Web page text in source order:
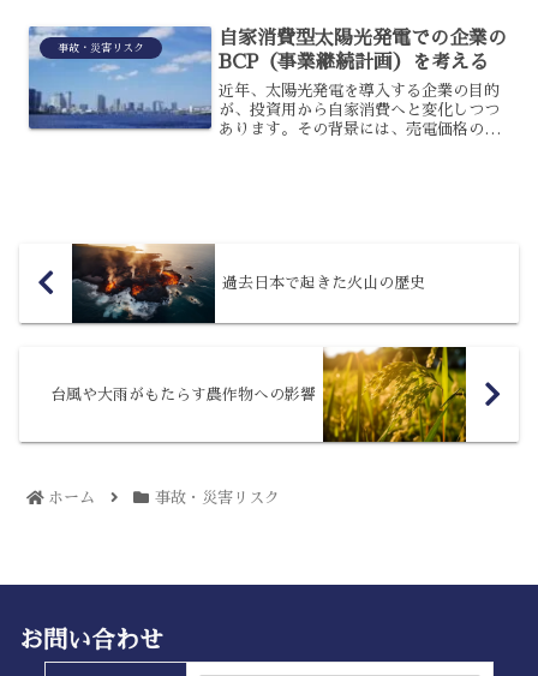
事故・災害リスク
自家消費型太陽光発電での企業の
BCP（事業継続計画）を考える
近年、太陽光発電を導入する企業の目的
が、投資用から自家消費へと変化しつつ
あります。その背景には、売電価格の低
過去日本で起きた火山の歴史
台風や大雨がもたらす農作物への影響
ホーム 事故・災害リスク
お問い合わせ